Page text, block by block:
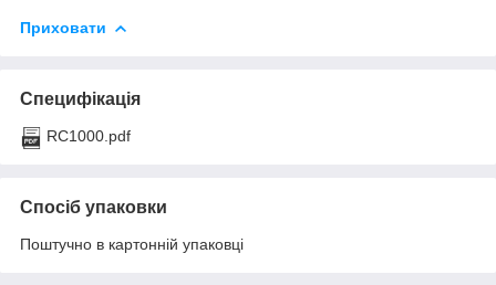
Приховати
Специфікація
RC1000.pdf
Спосіб упаковки
Поштучно в картонній упаковці